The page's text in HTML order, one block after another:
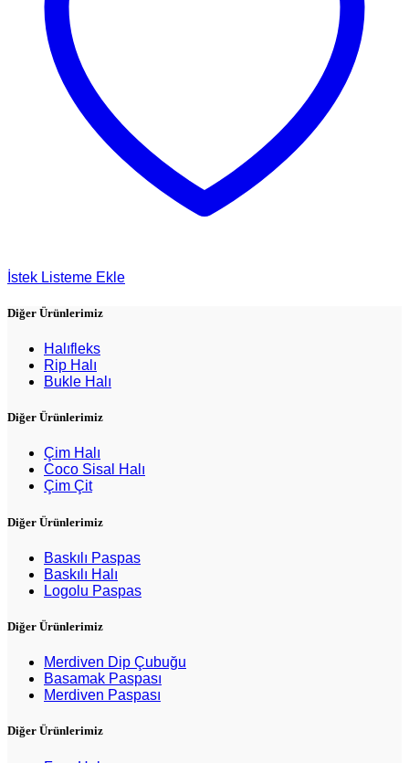
İstek Listeme Ekle
Diğer Ürünlerimiz
Halıfleks
Rip Halı
Bukle Halı
Diğer Ürünlerimiz
Çim Halı
Coco Sisal Halı
Çim Çit
Diğer Ürünlerimiz
Baskılı Paspas
Baskılı Halı
Logolu Paspas
Diğer Ürünlerimiz
Merdiven Dip Çubuğu
Basamak Paspası
Merdiven Paspası
Diğer Ürünlerimiz